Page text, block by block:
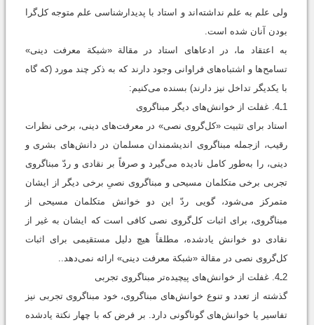
ولی علم به علم نداشته‌اند و استاد با پدیدارشناسی علم متوجه کل‌گرا
بودن آنان شده است.
به ‌اعتقاد ما، در ادعاهای استاد در مقالة «شبکة معرفت دینی»
تسامح‌ها و اشتباه‌های فراوانی وجود دارند که به ذکر چند مورد (که گاه
با یکدیگر تداخل نیز دارند) بسنده می‌کنیم:
1ـ4. غفلت از خوانش‌های دیگر مبناگروی
استاد برای تثبیت «کل‌گروی نصی» در معرفت‌های دینی، برخی نظرات
رقیب، ازجمله مبناگروی اندیشمندان مسلمان در دانش‌های بشری و
دینی، را به‌طور کامل نادیده می‌گیرد و صرفاً بر نقادی و ردّ مبناگروی
تجربی برخی متکلمان مسیحی و مبناگروی نصیِ برخی دیگر از ایشان
متمرکز می‌شود، گویی ردّ این دو خوانش متکلمان مسیحی از
مبناگروی، برای اثبات کل‌گروی نصی کافی است که ایشان به غیر از
نقادی دو خوانش یادشده، مطلقاً هیچ دلیل مستقیمی برای اثبات
کل‌گروی نصی در مقالة «شبکة معرفت دینی»‌ ارائه نمی‌دهد..
2ـ4. غفلت از خوانش‌های پیچیده‌تر مبناگروی تجربی
گذشته از تعدد و تنوع خوانش‌های مبناگروی، خود مبناگروی تجربی نیز
تفاسیر یا خوانش‌های گوناگونی دارد. بر فرض که با چهار نکتة یادشده